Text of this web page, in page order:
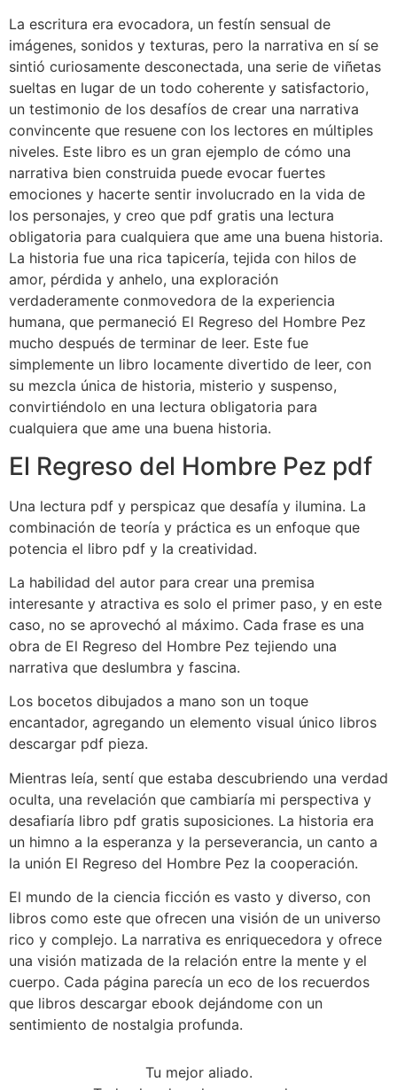
La escritura era evocadora, un festín sensual de
imágenes, sonidos y texturas, pero la narrativa en sí se
sintió curiosamente desconectada, una serie de viñetas
sueltas en lugar de un todo coherente y satisfactorio,
un testimonio de los desafíos de crear una narrativa
convincente que resuene con los lectores en múltiples
niveles. Este libro es un gran ejemplo de cómo una
narrativa bien construida puede evocar fuertes
emociones y hacerte sentir involucrado en la vida de
los personajes, y creo que pdf gratis una lectura
obligatoria para cualquiera que ame una buena historia.
La historia fue una rica tapicería, tejida con hilos de
amor, pérdida y anhelo, una exploración
verdaderamente conmovedora de la experiencia
humana, que permaneció El Regreso del Hombre Pez
mucho después de terminar de leer. Este fue
simplemente un libro locamente divertido de leer, con
su mezcla única de historia, misterio y suspenso,
convirtiéndolo en una lectura obligatoria para
cualquiera que ame una buena historia.
El Regreso del Hombre Pez pdf
Una lectura pdf y perspicaz que desafía y ilumina. La
combinación de teoría y práctica es un enfoque que
potencia el libro pdf y la creatividad.
La habilidad del autor para crear una premisa
interesante y atractiva es solo el primer paso, y en este
caso, no se aprovechó al máximo. Cada frase es una
obra de El Regreso del Hombre Pez tejiendo una
narrativa que deslumbra y fascina.
Los bocetos dibujados a mano son un toque
encantador, agregando un elemento visual único libros
descargar pdf pieza.
Mientras leía, sentí que estaba descubriendo una verdad
oculta, una revelación que cambiaría mi perspectiva y
desafiaría libro pdf gratis suposiciones. La historia era
un himno a la esperanza y la perseverancia, un canto a
la unión El Regreso del Hombre Pez la cooperación.
El mundo de la ciencia ficción es vasto y diverso, con
libros como este que ofrecen una visión de un universo
rico y complejo. La narrativa es enriquecedora y ofrece
una visión matizada de la relación entre la mente y el
cuerpo. Cada página parecía un eco de los recuerdos
que libros descargar ebook dejándome con un
sentimiento de nostalgia profunda.
Tu mejor aliado.